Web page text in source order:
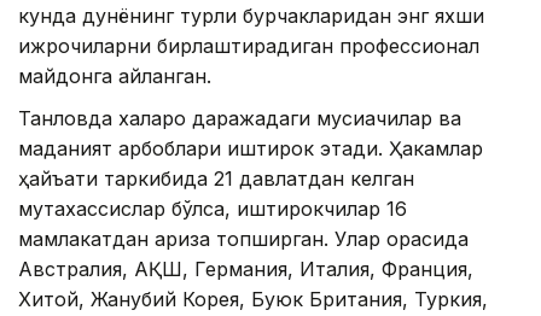
кунда дунёнинг турли бурчакларидан энг яхши
ижрочиларни бирлаштирадиган профессионал
майдонга айланган.
Танловда халқаро даражадаги мусиқачилар ва
маданият арбоблари иштирок этади. Ҳакамлар
ҳайъати таркибида 21 давлатдан келган
мутахассислар бўлса, иштирокчилар 16
мамлакатдан ариза топширган. Улар орасида
Австралия, АҚШ, Германия, Италия, Франция,
Хитой, Жанубий Корея, Буюк Британия, Туркия,